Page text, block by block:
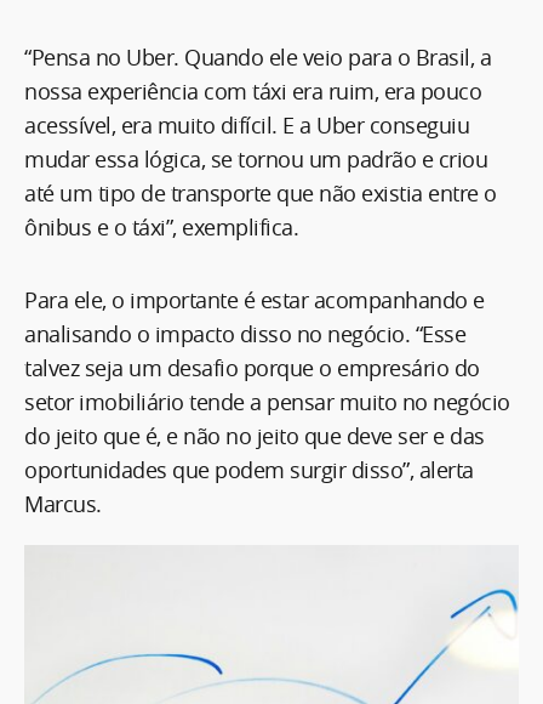
“Pensa no Uber. Quando ele veio para o Brasil, a
nossa experiência com táxi era ruim, era pouco
acessível, era muito difícil. E a Uber conseguiu
mudar essa lógica, se tornou um padrão e criou
até um tipo de transporte que não existia entre o
ônibus e o táxi”, exemplifica.
Para ele, o importante é estar acompanhando e
analisando o impacto disso no negócio. “Esse
talvez seja um desafio porque o empresário do
setor imobiliário tende a pensar muito no negócio
do jeito que é, e não no jeito que deve ser e das
oportunidades que podem surgir disso”, alerta
Marcus.